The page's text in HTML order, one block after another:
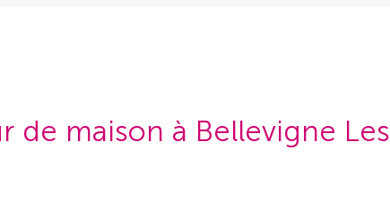
de maison à Bellevigne Les